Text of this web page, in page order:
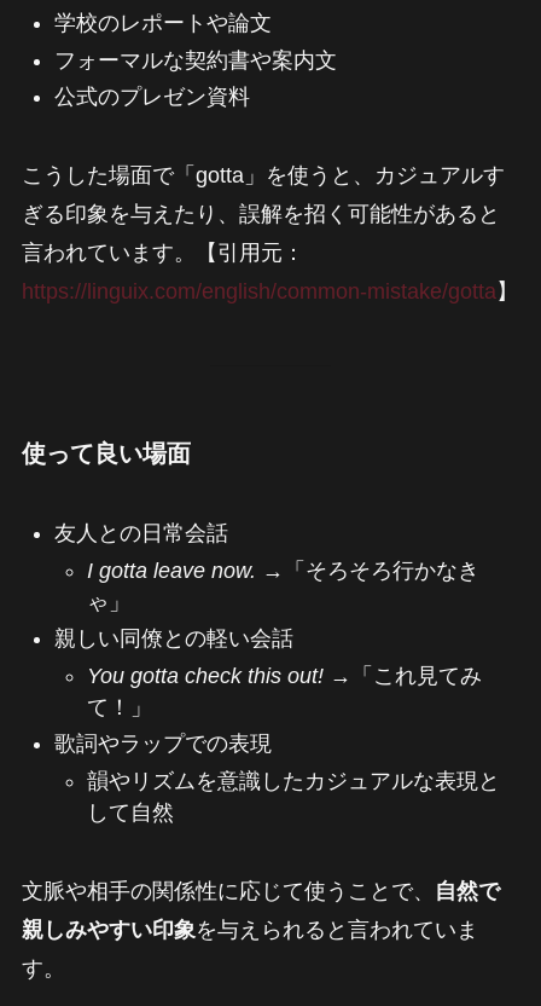
学校のレポートや論文
フォーマルな契約書や案内文
公式のプレゼン資料
こうした場面で「gotta」を使うと、カジュアルす
ぎる印象を与えたり、誤解を招く可能性があると
言われています。【引用元：
https://linguix.com/english/common-mistake/gotta】
使って良い場面
友人との日常会話
I gotta leave now. →「そろそろ行かなき
ゃ」
親しい同僚との軽い会話
You gotta check this out!→「これ見てみ
て！」
歌詞やラップでの表現
韻やリズムを意識したカジュアルな表現と
して自然
文脈や相手の関係性に応じて使うことで、
自然で
親しみやすい印象 を与えられると言われていま
す。